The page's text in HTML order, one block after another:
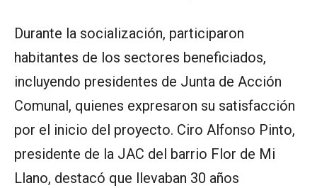
Durante la socialización, participaron
habitantes de los sectores beneficiados,
incluyendo presidentes de Junta de Acción
Comunal, quienes expresaron su satisfacción
por el inicio del proyecto. Ciro Alfonso Pinto,
presidente de la JAC del barrio Flor de Mi
Llano, destacó que llevaban 30 años